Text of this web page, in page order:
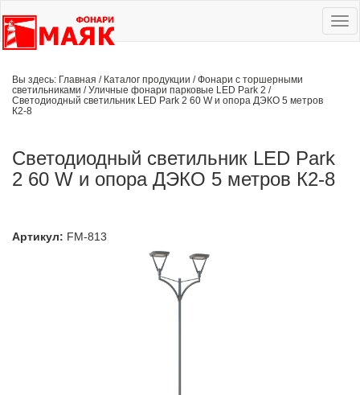
Вы здесь: Главная / Каталог продукции /Фонари с торшерными
светильниками /Уличные фонари парковые LED Park 2 /
Светодиодный светильник LED Park 2 60 W и опора ДЭКО 5 метров
К2-8
Светодиодный светильник LED Park
2 60 W и опора ДЭКО 5 метров К2-8
Артикул: FM-813